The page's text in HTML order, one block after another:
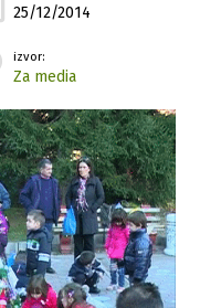
25/12/2014
izvor:
Za media